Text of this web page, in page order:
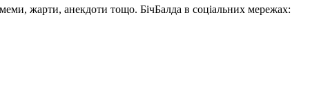
жарти, анекдоти тощо. БічБалда в соціальних мережах: